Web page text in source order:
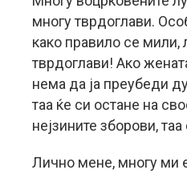
многу тврдоглави.
како правило се мили,
тврдоглави! Ако
нема да ја преубеди
таа ќе си остане на
нејзините зборови,
Лично мене, многу ми